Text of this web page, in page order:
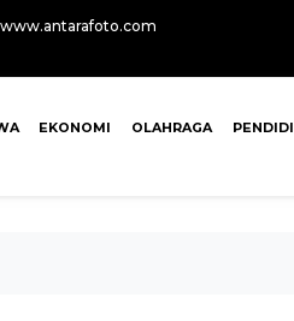
www.antarafoto.com
EKONOMI OLAHRAGA